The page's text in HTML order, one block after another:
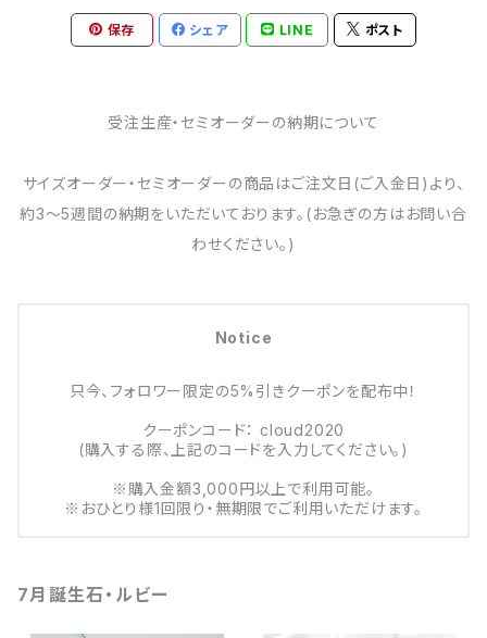
保存 シェア LINE ポスト
受注生産・セミオーダーの納期について
サイズオーダー・セミオーダーの商品はご注文日(ご入金日)より、
約3～5週間の納期をいただいております。(お急ぎの方はお問い合
わせください。)
Notice
只今、フォロワー限定の5%引きクーポンを配布中！
クーポンコード： cloud2020
(購入する際、上記のコードを入力してください。)
※購入金額3,000円以上で利用可能。
※おひとり様1回限り・無期限でご利用いただけます。
7月誕生石・ルビー